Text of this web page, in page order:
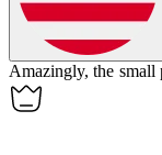
Amazingly, the